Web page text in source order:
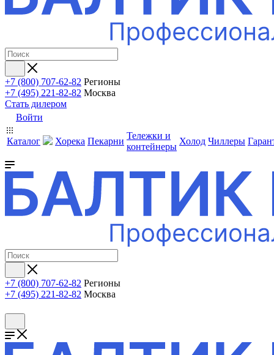
+7 (800) 707-62-82 Регионы
+7 (495) 221-82-82 Москва
Стать дилером
Войти
Каталог Хорека Пекарни
Тележки и
контейнеры
Холод Чиллеры
+7 (800) 707-62-82 Регионы
+7 (495) 221-82-82 Москва